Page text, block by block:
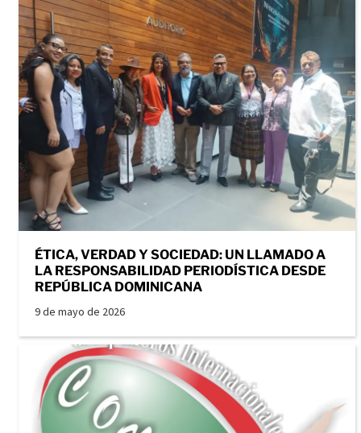
ÉTICA, VERDAD Y SOCIEDAD: UN LLAMADO A
LA RESPONSABILIDAD PERIODÍSTICA DESDE
REPÚBLICA DOMINICANA
9 de mayo de 2026